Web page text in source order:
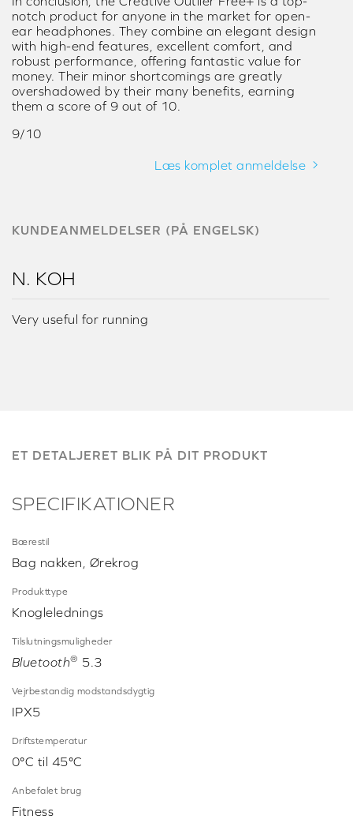
notch product for anyone in the market for open-
ear headphones. They combine an elegant design
with high-end features, excellent comfort, and
robust performance, offering fantastic value for
money. Their minor shortcomings are greatly
overshadowed by their many benefits, earning
them a score of 9 out of 10.
9/10
Læs komplet anmeldelse
KUNDEANMELDELSER (PÅ ENGELSK)
N. KOH
Very useful for running
ET DETALJERET BLIK PÅ DIT PRODUKT
SPECIFIKATIONER
Bærestil
Bag nakken, Ørekrog
Produkttype
Knoglelednings
Tilslutningsmuligheder
Bluetooth® 5.3
Vejrbestandig modstandsdygtig
IPX5
Driftstemperatur
0°C til 45°C
Anbefalet brug
Fitness